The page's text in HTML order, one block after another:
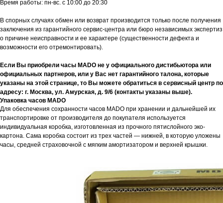
Время работы: пн-вс. с 10:00 до 20:30
В спорных случаях обмен или возврат производится только после получения
заключения из гарантийного сервис-центра или бюро независимых экспертиз
о причине неисправности и ее характере (существенности дефекта и
возможности его отремонтировать).
Если Вы приобрели часы MADO не у официального дистибьютора или
официальных партнеров, или у Вас нет гарантийного талона, которые
указаны на этой странице, то Вы можете обратиться в сервисный центр по
адресу: г. Москва, ул. Амурская, д. 9/6 (контакты указаны выше).
Упаковка часов MADO
Для обеспечения сохранности часов MADO при хранении и дальнейшей их
транспортировке от производителя до покупателя используется
индивидуальная коробка, изготовленная из прочного пятислойного эко-
картона. Сама коробка состоит из трех частей — нижней, в которую уложены
часы, средней страховочной с мягким амортизатором и верхней крышки.